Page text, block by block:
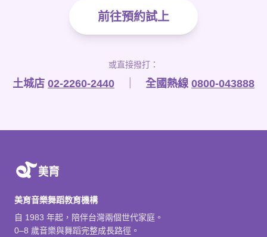
前往預約試上
或直接撥打：
土城店 02-2260-2440 全國熱線 0800-043888
美育音樂舞蹈教育機構
自 1983 年起，陪伴台灣兩個世代家庭。
0–8 歲音樂與舞蹈完整成長路徑。